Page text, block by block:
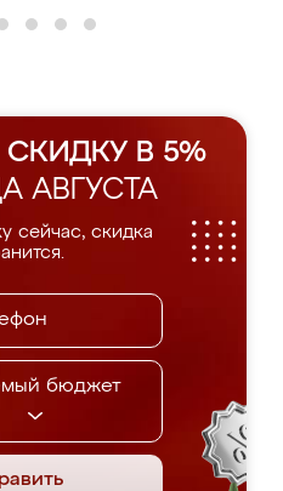
В 5%
АВГУСТА
сейчас, скидка
бюджет